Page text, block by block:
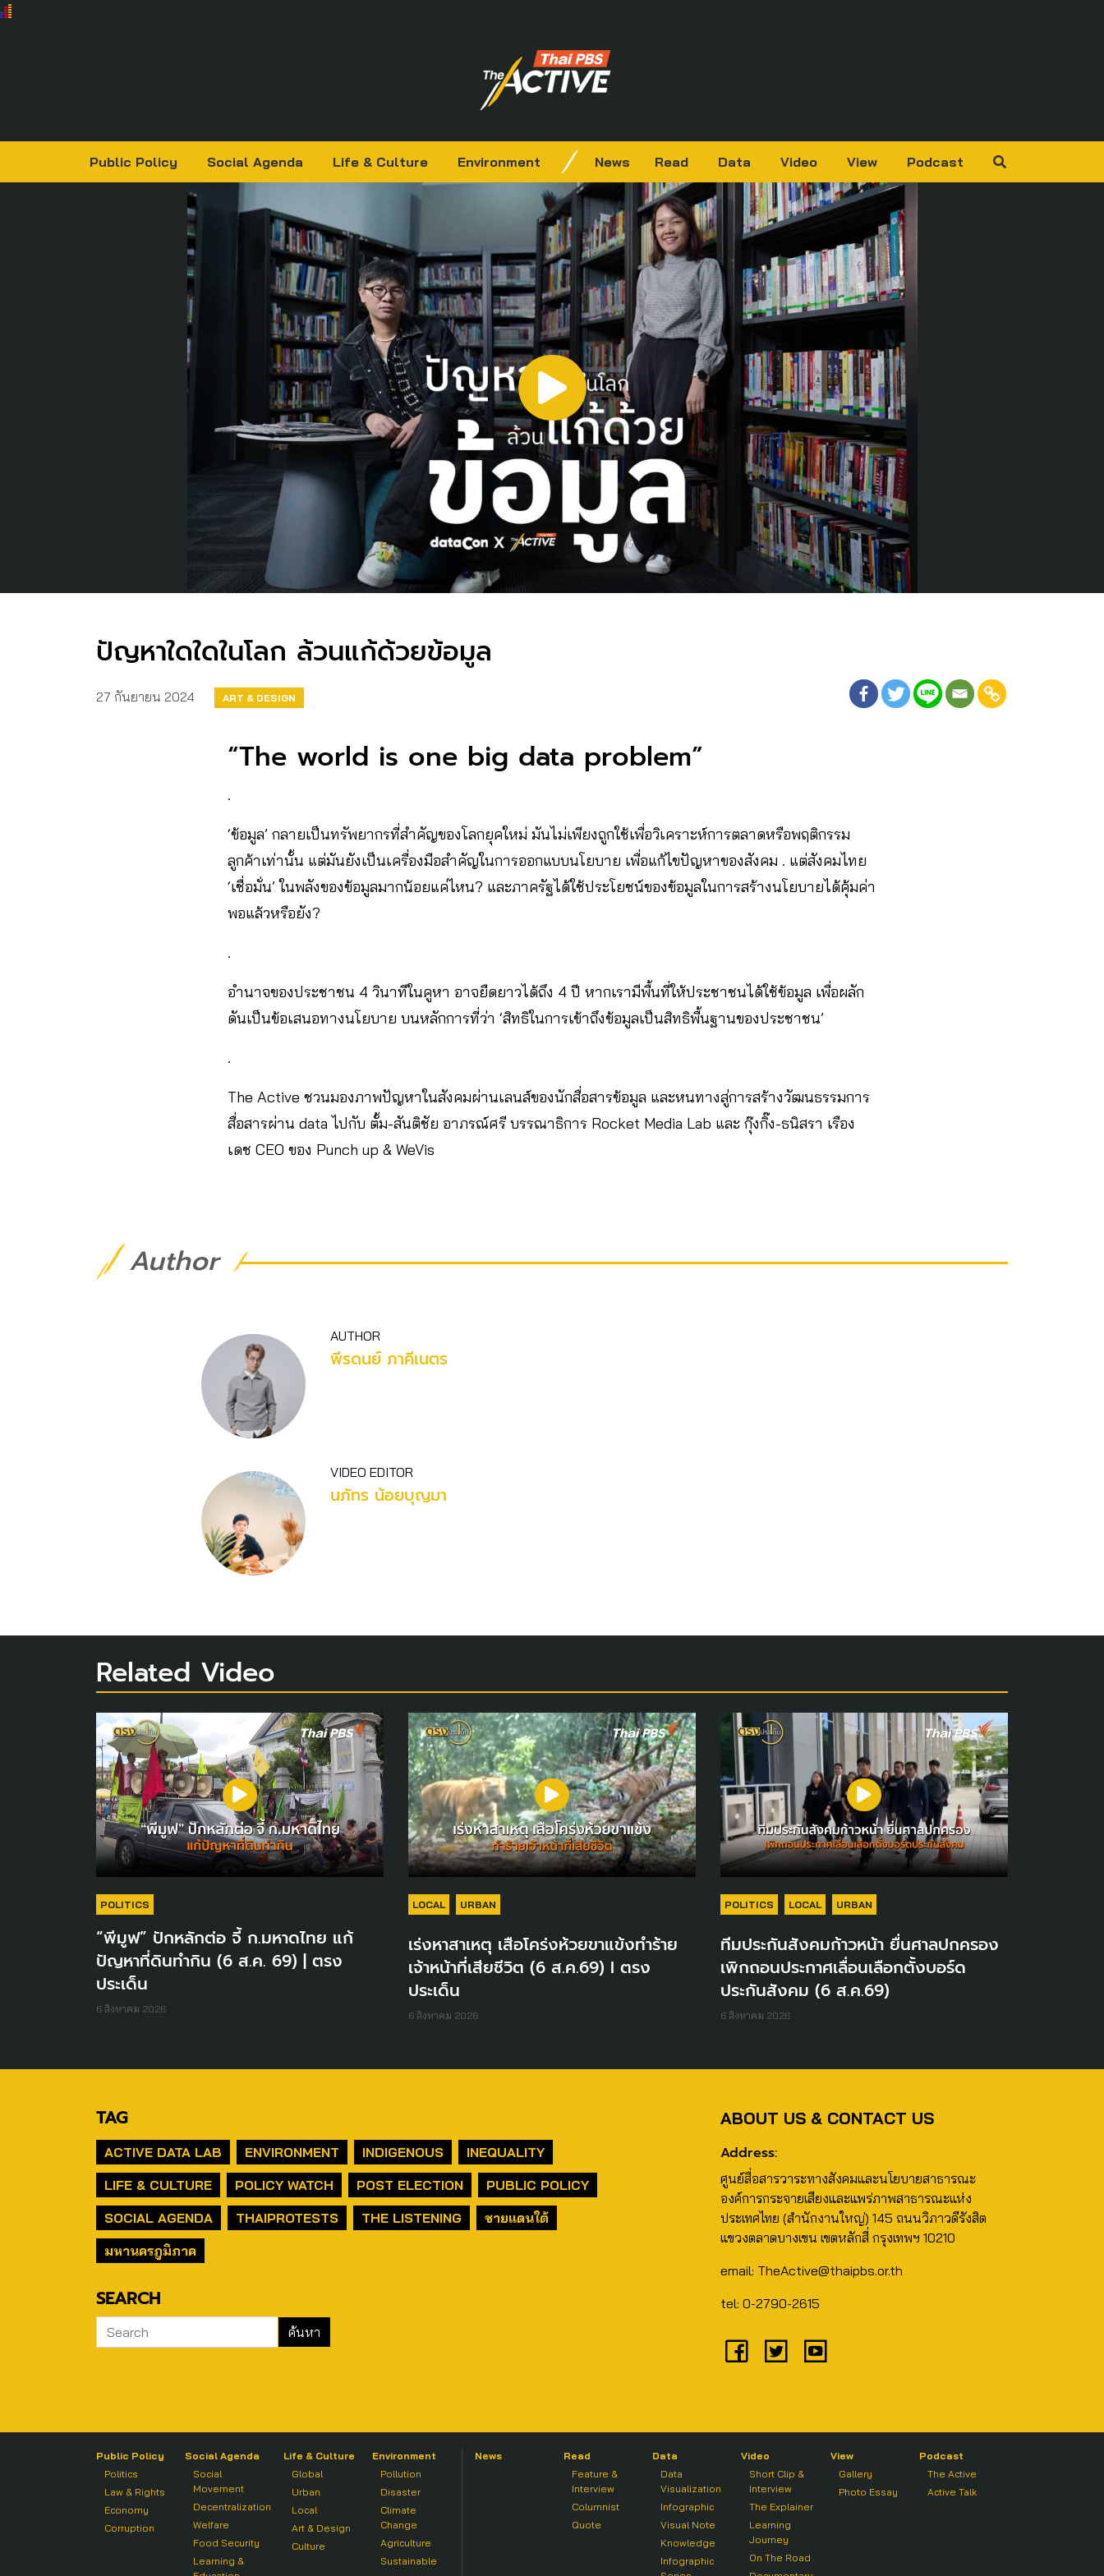
Public Policy Social Agenda Life & Culture Environment News Read Data Video View Podcast
ปัญหาใดใดในโลก ล้วนแก้ด้วยข้อมูล
27 กันยายน 2024 ART & DESIGN
“The world is one big data problem”
.
‘ข้อมูล’ กลายเป็นทรัพยากรที่สำคัญของโลกยุคใหม่ มันไม่เพียงถูกใช้เพื่อวิเคราะห์การตลาดหรือพฤติกรรม
ลูกค้าเท่านั้น แต่มันยังเป็นเครื่องมือสำคัญในการออกแบบนโยบาย เพื่อแก้ไขปัญหาของสังคม . แต่สังคมไทย
‘เชื่อมั่น’ ในพลังของข้อมูลมากน้อยแค่ไหน? และภาครัฐได้ใช้ประโยชน์ของข้อมูลในการสร้างนโยบายได้คุ้มค่า
พอแล้วหรือยัง?
.
อำนาจของประชาชน 4 วินาทีในคูหา อาจยืดยาวได้ถึง 4 ปี หากเรามีพื้นที่ให้ประชาชนได้ใช้ข้อมูล เพื่อผลัก
ดันเป็นข้อเสนอทางนโยบาย บนหลักการที่ว่า ‘สิทธิในการเข้าถึงข้อมูลเป็นสิทธิพื้นฐานของประชาชน’
.
The Active ชวนมองภาพปัญหาในสังคมผ่านเลนส์ของนักสื่อสารข้อมูล และหนทางสู่การสร้างวัฒนธรรมการ
สื่อสารผ่าน data ไปกับ ตั้ม-สันติชัย อาภรณ์ศรี บรรณาธิการ Rocket Media Lab และ กุ๊งกิ๊ง-ธนิสรา เรือง
เดช CEO ของ Punch up & WeVis
Author
AUTHOR
พีรดนย์ ภาคีเนตร
VIDEO EDITOR
นภัทร น้อยบุญมา
Related Video
POLITICS
“พีมูฟ” ปักหลักต่อ จี้ ก.มหาดไทย แก้
ปัญหาที่ดินทำกิน (6 ส.ค. 69) | ตรง
ประเด็น
6 สิงหาคม 2026
LOCAL URBAN
เร่งหาสาเหตุ เสือโคร่งห้วยขาแข้งทำร้าย
เจ้าหน้าที่เสียชีวิต (6 ส.ค.69) I ตรง
ประเด็น
6 สิงหาคม 2026
POLITICS LOCAL URBAN
ทีมประกันสังคมก้าวหน้า ยื่นศาลปกครอง
เพิกถอนประกาศเลื่อนเลือกตั้งบอร์ด
ประกันสังคม (6 ส.ค.69)
6 สิงหาคม 2026
TAG
ACTIVE DATA LAB ENVIRONMENT INDIGENOUS
INEQUALITY
LIFE & CULTURE
POLICY WATCH POST ELECTION
PUBLIC POLICY
SOCIAL AGENDA
THAIPROTESTS THE LISTENING
ชายแดนใต้
มหานครภูมิภาค
SEARCH
ABOUT US & CONTACT US
Address:
ศูนย์สื่อสารวาระทางสังคมและนโยบายสาธารณะ
องค์การกระจายเสียงและแพร่ภาพสาธารณะแห่ง
ประเทศไทย (สำนักงานใหญ่) 145 ถนนวิภาวดีรังสิต
แขวงตลาดบางเขน เขตหลักสี่ กรุงเทพฯ 10210
email: TheActive@thaipbs.or.th
tel: 0-2790-2615
Public Policy
Politics
Law & Rights
Economy
Corruption
Social Agenda
Social
Movement
Decentralization
Welfare
Food Security
Learning &
Life & Culture
Global
Urban
Local
Art & Design
Culture
Environment
Pollution
Disaster
Climate
Change
Agriculture
Sustainable
News
Read
Feature &
Interview
Columnist
Quote
Data
Data
Visualization
Infographic
Visual Note
Knowledge
Infographic
Video
Short Clip &
Interview
The Explainer
Learning
Journey
On The Road
View
Gallery
Photo Essay
Podcast
The Active
Active Talk